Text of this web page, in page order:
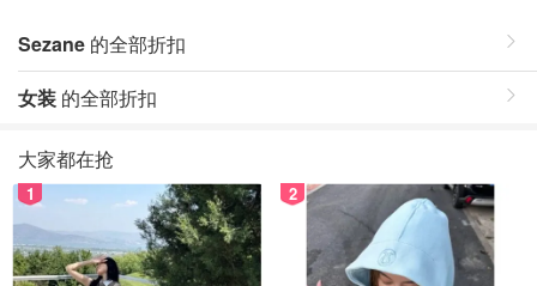
Sezane 的全部折扣
女装 的全部折扣
大家都在抢
1 2